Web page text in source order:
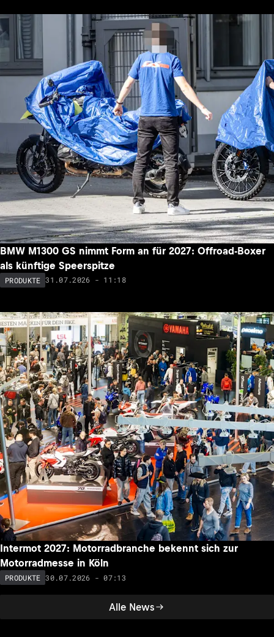
Alle News
BMW M1300 GS nimmt Form an für 2027: Offroad-Boxer
als künftige Speerspitze
PRODUKTE 31.07.2026 - 11:18
Intermot 2027: Motorradbranche bekennt sich zur
Motorradmesse in Köln
PRODUKTE 30.07.2026 - 07:13